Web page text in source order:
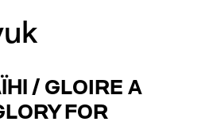
/ GLOIRE A
FOR